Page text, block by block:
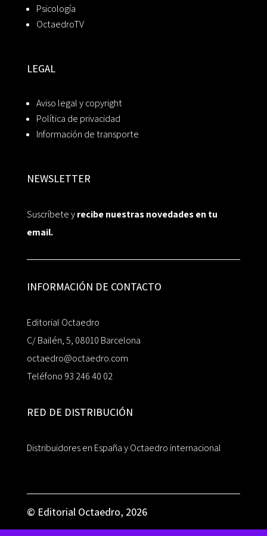
Psicología
OctaedroTV
LEGAL
Aviso legal y copyright
Política de privacidad
Información de transporte
NEWSLETTER
Suscríbete yrecibe nuestras novedades en tu
email.
INFORMACIÓN DE CONTACTO
Editorial Octaedro
C/ Bailén, 5, 08010 Barcelona
octaedro@octaedro.com
Teléfono 93 246 40 02
RED DE DISTRIBUCIÓN
Distribuidores en España y Octaedro internacional
© Editorial Octaedro, 2026